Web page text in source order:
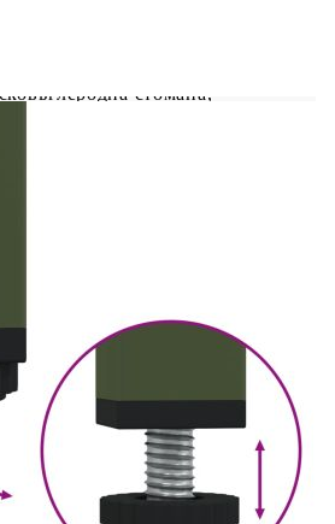
към вашата
стомана,
е снабден с четири
крачета за компенсиране
осигурявайки стабилност и
Металният шкаф се
влажна кърпа и изисква по-
стомана